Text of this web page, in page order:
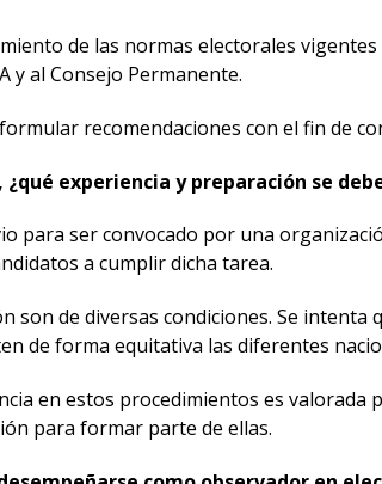
de las normas electorales
y al Consejo Permanente.
recomendaciones con el fin de
experiencia y preparación se
para ser convocado por una
a cumplir dicha tarea.
son de diversas condiciones. Se
de forma equitativa las diferentes
en estos procedimientos es
para formar parte de ellas.